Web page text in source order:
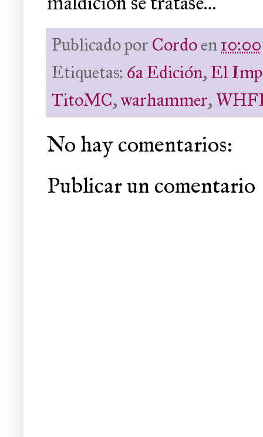
Publicado por Cordoen10:00
Etiquetas: 6a Edición,El
TitoMC,warhammer,
No hay comentarios:
Publicar un comentario